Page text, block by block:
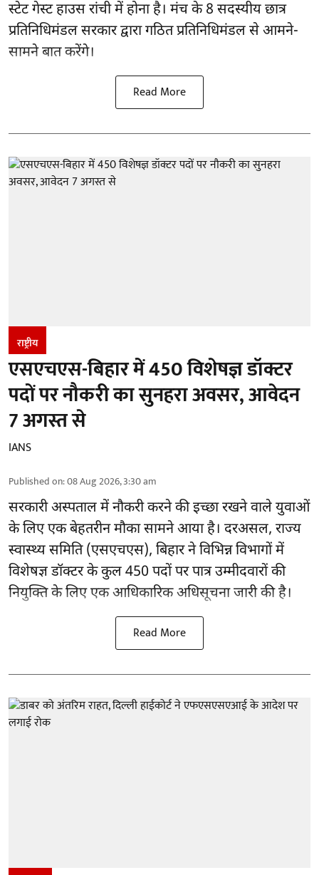
स्टेट गेस्ट हाउस रांची में होना है। मंच के 8 सदस्यीय छात्र
प्रतिनिधिमंडल सरकार द्वारा गठित प्रतिनिधिमंडल से आमने-
सामने बात करेंगे।
Read More
राष्ट्रीय
एसएचएस-बिहार में 450 विशेषज्ञ डॉक्टर
पदों पर नौकरी का सुनहरा अवसर, आवेदन
7 अगस्त से
IANS
Published on:08 Aug 2026, 3:30 am
सरकारी अस्पताल में नौकरी करने की इच्छा रखने वाले युवाओं
के लिए एक बेहतरीन मौका सामने आया है। दरअसल, राज्य
स्वास्थ्य समिति (एसएचएस), बिहार ने विभिन्न विभागों में
विशेषज्ञ डॉक्टर के कुल 450 पदों पर पात्र उम्मीदवारों की
नियुक्ति के लिए एक आधिकारिक अधिसूचना जारी की है।
Read More